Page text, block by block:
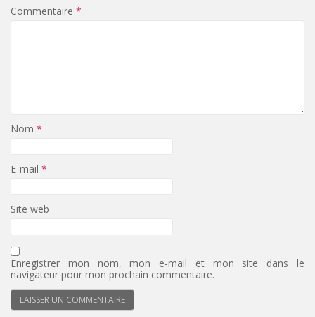
Commentaire *
Nom *
E-mail *
Site web
Enregistrer mon nom, mon e-mail et mon site dans le
navigateur pour mon prochain commentaire.